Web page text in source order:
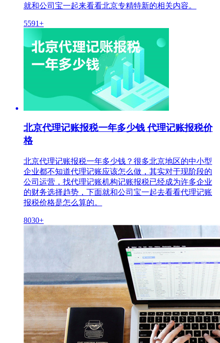
就和公司宝一起来看看北京专精特新的相关内容。
5591+
北京代理记账报税一年多少钱 代理记账报税价
格
北京代理记账报税一年多少钱？很多北京地区的中小型
企业都不知道代理记账应该怎么做，其实对于现阶段的
公司运营，找代理记账机构记账报税已经成为许多企业
的财务选择趋势，下面就和公司宝一起去看看代理记账
报税价格是怎么算的。
8030+